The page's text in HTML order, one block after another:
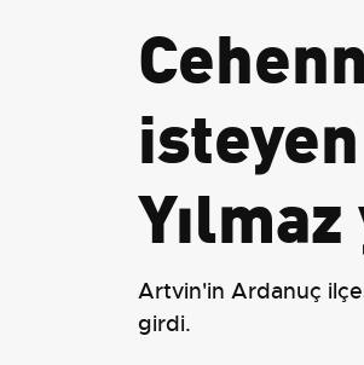
Artvin'in Ardanuç
girdi.